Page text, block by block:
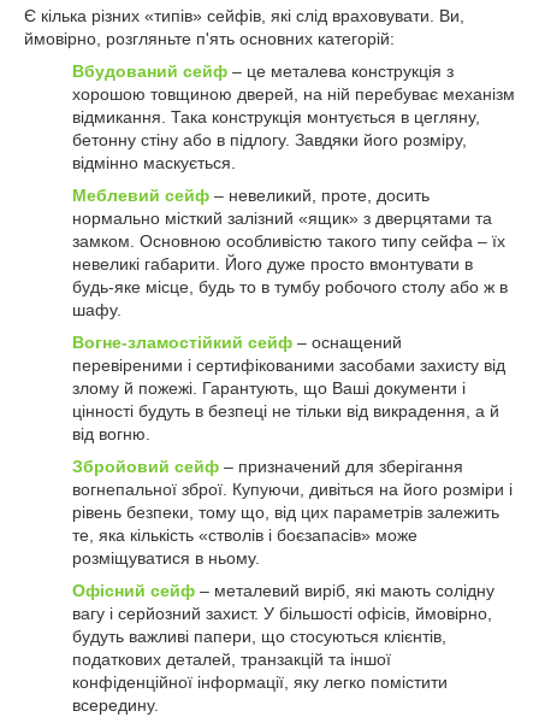
Є кілька різних «типів» сейфів, які слід враховувати. Ви,
ймовірно, розгляньте п'ять основних категорій:
Вбудований сейф – це металева конструкція з
хорошою товщиною дверей, на ній перебуває механізм
відмикання. Така конструкція монтується в цегляну,
бетонну стіну або в підлогу. Завдяки його розміру,
відмінно маскується.
Меблевий сейф – невеликий, проте, досить
нормально місткий залізний «ящик» з дверцятами та
замком. Основною особливістю такого типу сейфа – їх
невеликі габарити. Його дуже просто вмонтувати в
будь-яке місце, будь то в тумбу робочого столу або ж в
шафу.
Вогне-зламостійкий сейф – оснащений
перевіреними і сертифікованими засобами захисту від
злому й пожежі. Гарантують, що Ваші документи і
цінності будуть в безпеці не тільки від викрадення, а й
від вогню.
Збройовий сейф – призначений для зберігання
вогнепальної зброї. Купуючи, дивіться на його розміри і
рівень безпеки, тому що, від цих параметрів залежить
те, яка кількість «стволів і боєзапасів» може
розміщуватися в ньому.
Офісний сейф – металевий виріб, які мають солідну
вагу і серйозний захист. У більшості офісів, ймовірно,
будуть важливі папери, що стосуються клієнтів,
податкових деталей, транзакцій та іншої
конфіденційної інформації, яку легко помістити
всередину.